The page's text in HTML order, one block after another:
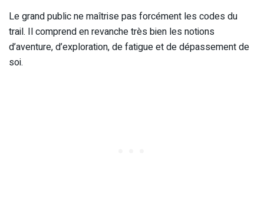
Le grand public ne maîtrise pas forcément les codes du
trail. Il comprend en revanche très bien les notions
d’aventure, d’exploration, de fatigue et de dépassement de
soi.